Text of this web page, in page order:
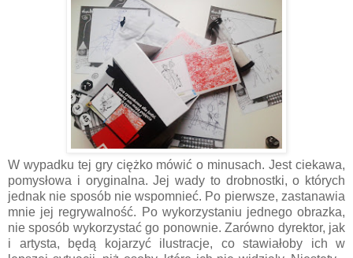
W wypadku tej gry ciężko mówić o minusach. Jest ciekawa,
pomysłowa i oryginalna. Jej wady to drobnostki, o których
jednak nie sposób nie wspomnieć. Po pierwsze, zastanawia
mnie jej regrywalność. Po wykorzystaniu jednego obrazka,
nie sposób wykorzystać go ponownie. Zarówno dyrektor, jak
i artysta, będą kojarzyć ilustracje, co stawiałoby ich w